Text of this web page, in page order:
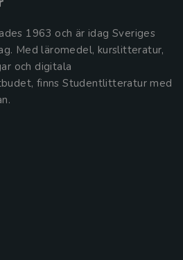
1963 och är idag Sveriges
Med läromedel, kurslitteratur,
och digitala
finns Studentlitteratur med